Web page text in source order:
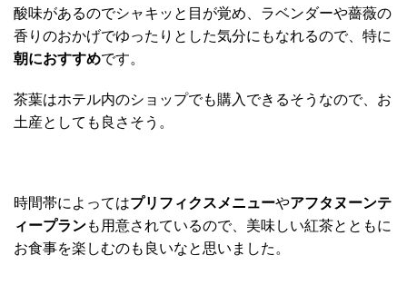
酸味があるのでシャキッと目が覚め、ラベンダーや薔薇の
香りのおかげでゆったりとした気分にもなれるので、特に
朝におすすめです。
茶葉はホテル内のショップでも購入できるそうなので、お
土産としても良さそう。
時間帯によってはプリフィクスメニューやアフタヌーンテ
ィープランも用意されているので、美味しい紅茶とともに
お食事を楽しむのも良いなと思いました。